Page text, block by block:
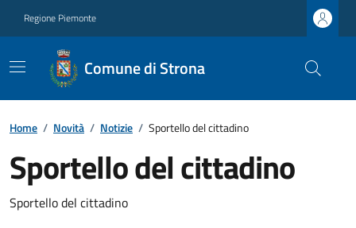
Regione Piemonte
Comune di Strona
Home / Novità / Notizie / Sportello del cittadino
Sportello del cittadino
Sportello del cittadino